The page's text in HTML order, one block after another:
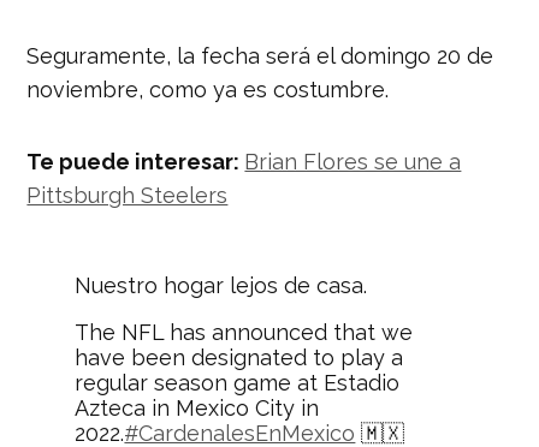
Seguramente, la fecha será el domingo 20 de
noviembre, como ya es costumbre.
Te puede interesar: Brian Flores se une a
Pittsburgh Steelers
Nuestro hogar lejos de casa.
The NFL has announced that we
have been designated to play a
regular season game at Estadio
Azteca in Mexico City in
2022.#CardenalesEnMexico 🇲🇽